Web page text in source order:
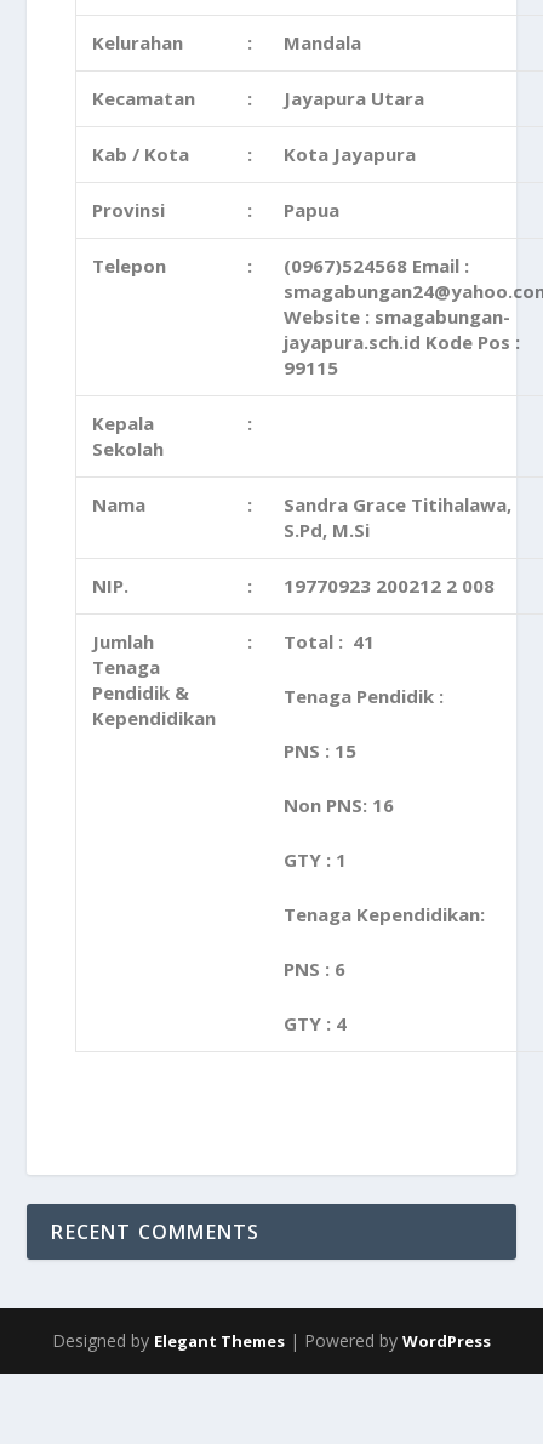
Kelurahan : Mandala
Kecamatan : Jayapura Utara
Kab / Kota : Kota Jayapura
Provinsi : Papua
Telepon :
(0967)524568 Email :
Website : smagabungan-
jayapura.sch.id Kode Pos :
99115
Kepala
Sekolah
:
Nama :
Sandra Grace Titihalawa,
S.Pd, M.Si
NIP. : 19770923 200212 2 008
Jumlah
Tenaga
Pendidik &
Kependidikan
: Total : 41
Tenaga Pendidik :
PNS : 15
Non PNS: 16
GTY : 1
Tenaga Kependidikan:
PNS : 6
GTY : 4
RECENT COMMENTS
Designed by Elegant Themes | Powered by WordPress